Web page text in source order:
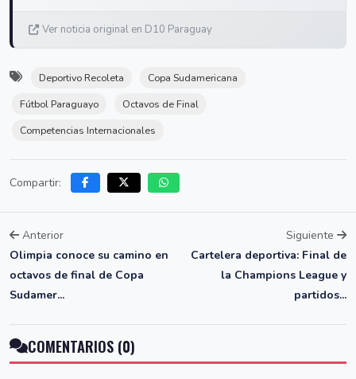
Ver noticia original en D10 Paraguay
Deportivo Recoleta
Copa Sudamericana
Fútbol Paraguayo
Octavos de Final
Competencias Internacionales
Compartir:
Anterior
Olimpia conoce su camino en
octavos de final de Copa
Sudamer...
Siguiente
Cartelera deportiva: Final de
la Champions League y
partidos...
COMENTARIOS (0)